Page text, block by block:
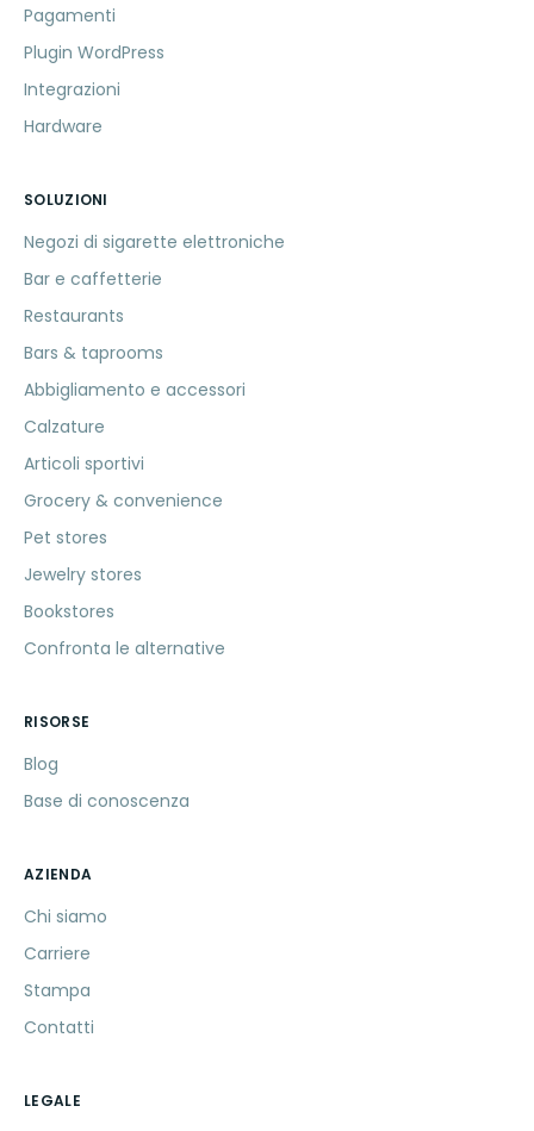
Pagamenti
Plugin WordPress
Integrazioni
Hardware
SOLUZIONI
Negozi di sigarette elettroniche
Bar e caffetterie
Restaurants
Bars & taprooms
Abbigliamento e accessori
Calzature
Articoli sportivi
Grocery & convenience
Pet stores
Jewelry stores
Bookstores
Confronta le alternative
RISORSE
Blog
Base di conoscenza
AZIENDA
Chi siamo
Carriere
Stampa
Contatti
LEGALE